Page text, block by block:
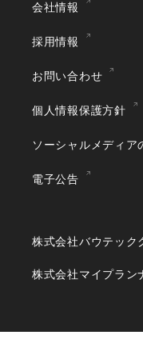
会社情報
採用情報
お問い合わせ
個人情報保護方針
ソーシャルメディア
電子公告
株式会社バウテック
株式会社マイプラン